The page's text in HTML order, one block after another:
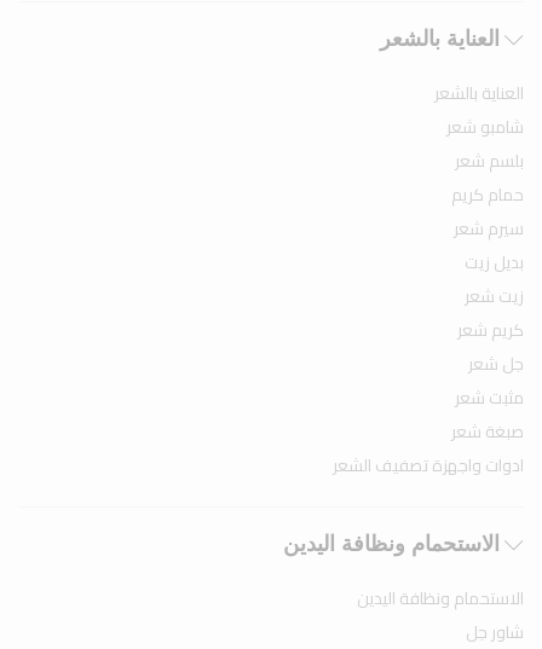
العناية بالشعر
العناية بالشعر
شامبو شعر
بلسم شعر
حمام كريم
سيرم شعر
بديل زيت
زيت شعر
كريم شعر
جل شعر
مثبت شعر
صبغة شعر
ادوات واجهزة تصفيف الشعر
الاستحمام ونظافة اليدين
الاستحمام ونظافة اليدين
شاور جل